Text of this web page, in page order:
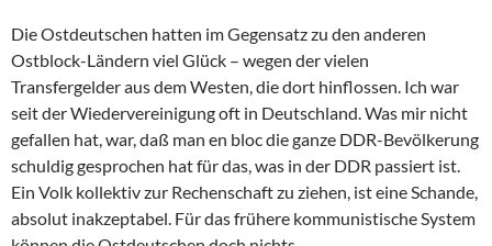
Die Ostdeutschen hatten im Gegensatz zu den anderen
Ostblock-Ländern viel Glück – wegen der vielen
Transfergelder aus dem Westen, die dort hinflossen. Ich war
seit der Wiedervereinigung oft in Deutschland. Was mir nicht
gefallen hat, war, daß man en bloc die ganze DDR-Bevölkerung
schuldig gesprochen hat für das, was in der DDR passiert ist.
Ein Volk kollektiv zur Rechenschaft zu ziehen, ist eine Schande,
absolut inakzeptabel. Für das frühere kommunistische System